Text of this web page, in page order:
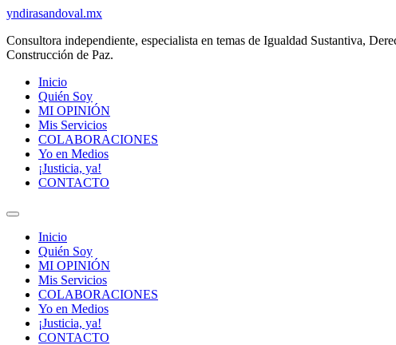
Ir
contenido
yndirasandoval.mx
Consultora independiente, especialista en temas de Igualdad Sustantiva,
Construcción de Paz.
Inicio
Quién Soy
MI OPINIÓN
Mis Servicios
COLABORACIONES
Yo en Medios
¡Justicia, ya!
CONTACTO
Inicio
Quién Soy
MI OPINIÓN
Mis Servicios
COLABORACIONES
Yo en Medios
¡Justicia, ya!
CONTACTO